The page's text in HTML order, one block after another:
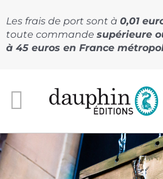
au
contenu
Les frais de port sont à 0,01
toute commande supérieure
à 45 euros en France